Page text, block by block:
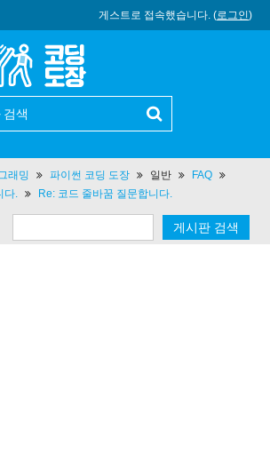
게스트로 접속했습니다. (로그인)
래밍 파이썬 코딩 도장 일반
FAQ
다.
Re: 코드 줄바꿈 질문합니다.